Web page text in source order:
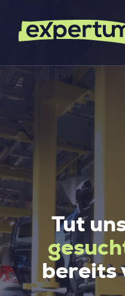
Tut
bereits